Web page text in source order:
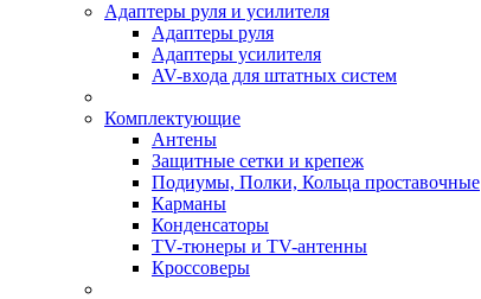
Адаптеры руля и усилителя
Адаптеры руля
Адаптеры усилителя
AV-входа для штатных систем
Комплектующие
Антены
Защитные сетки и крепеж
Подиумы, Полки, Кольца проставочные
Карманы
Конденсаторы
TV-тюнеры и TV-антенны
Кроссоверы